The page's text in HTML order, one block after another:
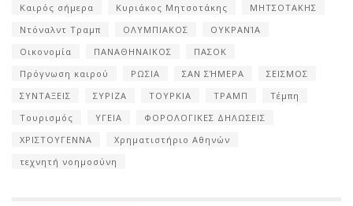
Καιρός σήμερα
Κυριάκος Μητσοτάκης
ΜΗΤΣΟΤΑΚΗΣ
Ντόναλντ Τραμπ
ΟΛΥΜΠΙΑΚΟΣ
ΟΥΚΡΑΝΊΑ
Οικονομία
ΠΑΝΑΘΗΝΑΙΚΟΣ
ΠΑΣΟΚ
Πρόγνωση καιρού
ΡΩΣΙΑ ΣΑΝ ΣΉΜΕΡΑ
ΣΕΙΣΜΟΣ
ΣΥΝΤΑΞΕΙΣ
ΣΥΡΙΖΑ ΤΟΥΡΚΙΑ ΤΡΑΜΠ
Τέμπη
Τουρισμός
ΥΓΕΙΑ
ΦΟΡΟΛΟΓΙΚΕΣ ΔΗΛΩΣΕΙΣ
ΧΡΙΣΤΟΥΓΕΝΝΑ
Χρηματιστήριο Αθηνών
τεχνητή νοημοσύνη